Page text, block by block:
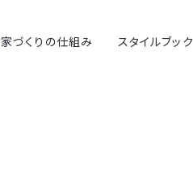
家づくりの仕組み スタイルブック